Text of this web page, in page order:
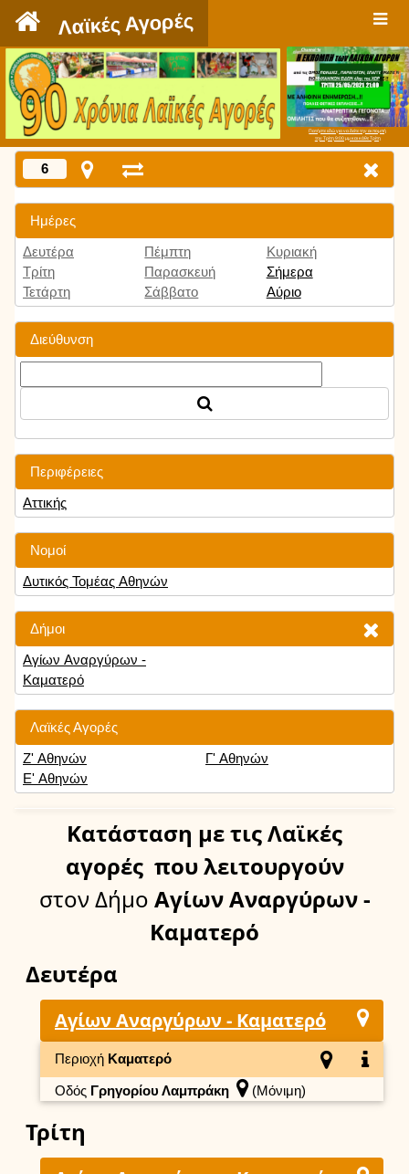
Λαϊκές Αγορές
Πατήστε εδώ για να δείτε την εκπομπή
την Τρίτη 9:00 μμ και κάθε Τρίτη
6
Ημέρες
Δευτέρα
Τρίτη
Τετάρτη
Πέμπτη
Παρασκευή
Σάββατο
Κυριακή
Σήμερα
Αύριο
Διεύθυνση
Περιφέρειες
Αττικής
Νομοί
Δυτικός Τομέας Αθηνών
Δήμοι
Αγίων Αναργύρων -
Καματερό
Λαϊκές Αγορές
Ζ' Αθηνών
Ε' Αθηνών
Γ' Αθηνών
Κατάσταση με τις Λαϊκές
αγορές που λειτουργούν
στον Δήμο Αγίων Αναργύρων -
Καματερό
Δευτέρα
Αγίων Αναργύρων - Καματερό
Περιοχή Καματερό
Οδός Γρηγορίου Λαμπράκη (Μόνιμη)
Τρίτη